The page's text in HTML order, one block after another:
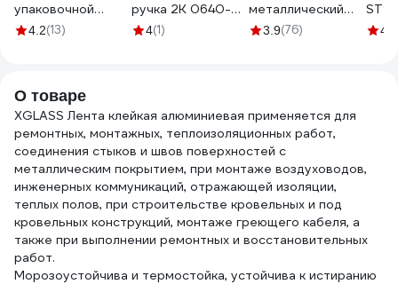
упаковочной
ленты ВОЛГА
4.2(13)
ручка 2К 0640-
612800
4(1)
металлический
0044-18-02
3.9(76) 4.8
О товаре
XGLASS Лента клейкая алюминиевая применяется для
ремонтных, монтажных, теплоизоляционных работ,
соединения стыков и швов поверхностей с
металлическим покрытием, при монтаже воздуховодов,
инженерных коммуникаций, отражающей изоляции,
теплых полов, при строительстве кровельных и под
кровельных конструкций, монтаже греющего кабеля, а
также при выполнении ремонтных и восстановительных
работ.
Морозоустойчива и термостойка, устойчива к истиранию